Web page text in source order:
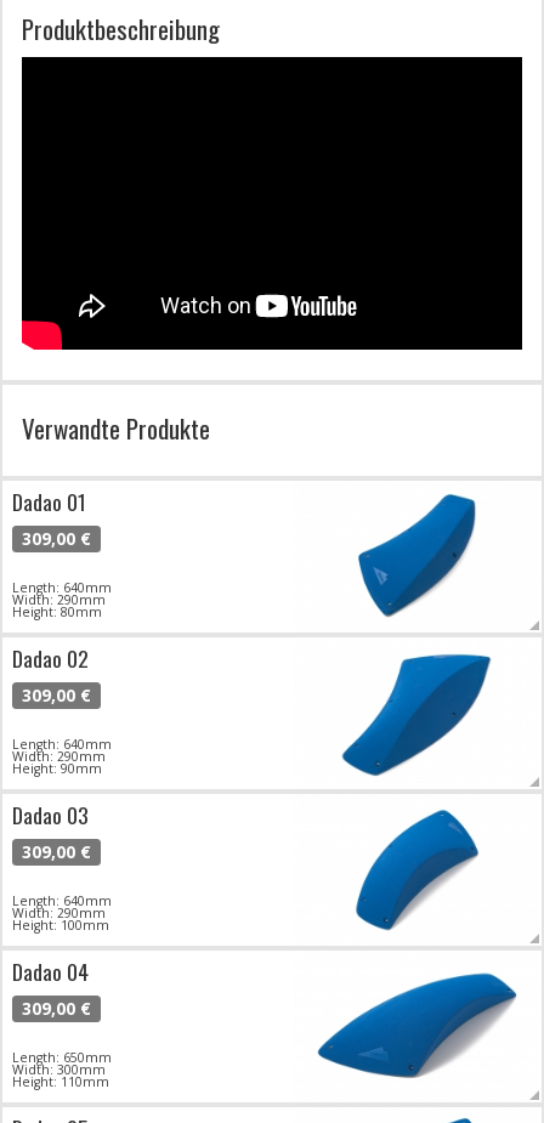
Produktbeschreibung
Verwandte Produkte
Dadao 01
309,00 €
Length: 640mm
Width: 290mm
Height: 80mm
Dadao 02
309,00 €
Length: 640mm
Width: 290mm
Height: 90mm
Dadao 03
309,00 €
Length: 640mm
Width: 290mm
Height: 100mm
Dadao 04
309,00 €
Length: 650mm
Width: 300mm
Height: 110mm